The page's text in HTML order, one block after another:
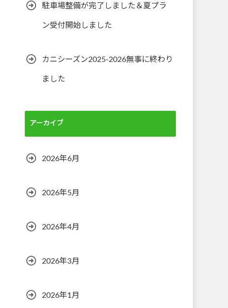
駐車場整備が完了しました＆夏プラ
ン受付開始しました
カニシーズン2025-2026無事に終わり
ました
アーカイブ
2026年6月
2026年5月
2026年4月
2026年3月
2026年1月